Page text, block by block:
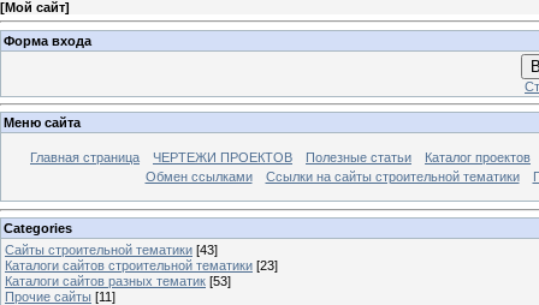
[Мой сайт]
Форма входа
Меню сайта
Главная страница ЧЕРТЕЖИ ПРОЕКТОВ Полезные статьи
Каталог проектов
Обмен ссылками
Ссылки на сайты строительной тематики
Categories
Сайты строительной тематики [43]
Каталоги сайтов строительной тематики [23]
Каталоги сайтов разных тематик [53]
Прочие сайты [11]